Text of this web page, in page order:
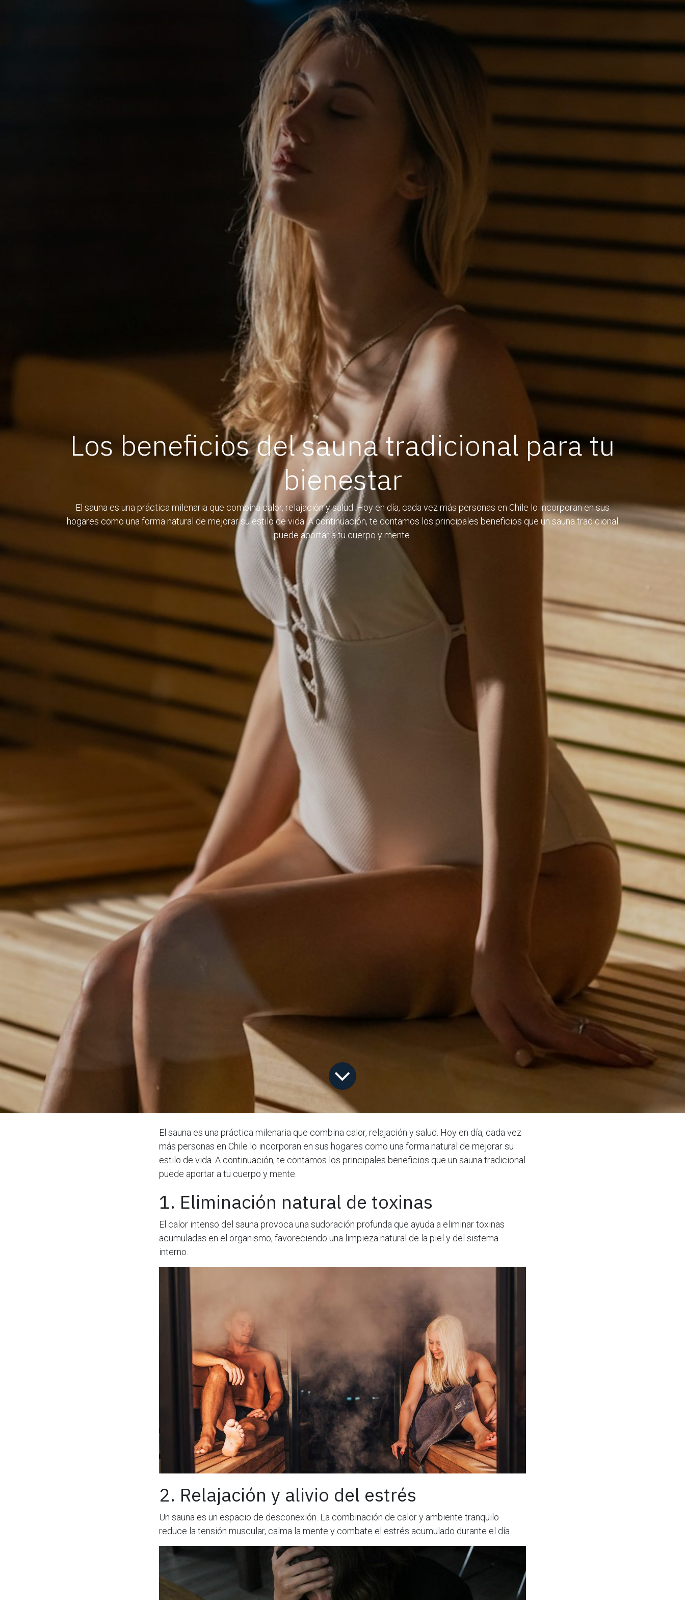
Los beneficios del sauna tradicional para tu
bienestar
El sauna es una práctica milenaria que combina calor, relajación y salud. Hoy en día, cada vez más personas en Chile lo incorporan en sus
hogares como una forma natural de mejorar su estilo de vida. A continuación, te contamos los principales beneficios que un sauna tradicional
puede aportar a tu cuerpo y mente.
El sauna es una práctica milenaria que combina calor, relajación y salud. Hoy en día, cada vez
más personas en Chile lo incorporan en sus hogares como una forma natural de mejorar su
estilo de vida. A continuación, te contamos los principales beneficios que un sauna tradicional
puede aportar a tu cuerpo y mente.
1. Eliminación natural de toxinas
El calor intenso del sauna provoca una sudoración profunda que ayuda a eliminar toxinas
acumuladas en el organismo, favoreciendo una limpieza natural de la piel y del sistema
interno.
2. Relajación y alivio del estrés
Un sauna es un espacio de desconexión. La combinación de calor y ambiente tranquilo
reduce la tensión muscular, calma la mente y combate el estrés acumulado durante el día.